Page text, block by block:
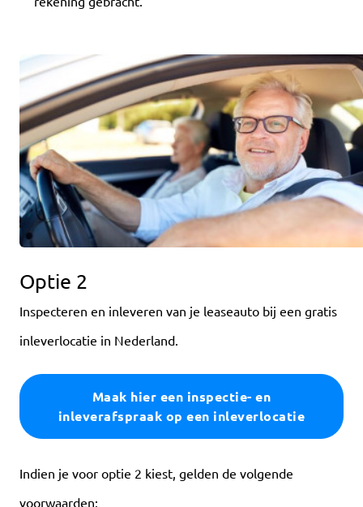
Optie 2
Inspecteren en inleveren van je leaseauto bij een gratis
inleverlocatie in Nederland.
Maak hier een inspectie- en
inleverafspraak op een inleverlocatie
Indien je voor optie 2 kiest, gelden de volgende
voorwaarden: